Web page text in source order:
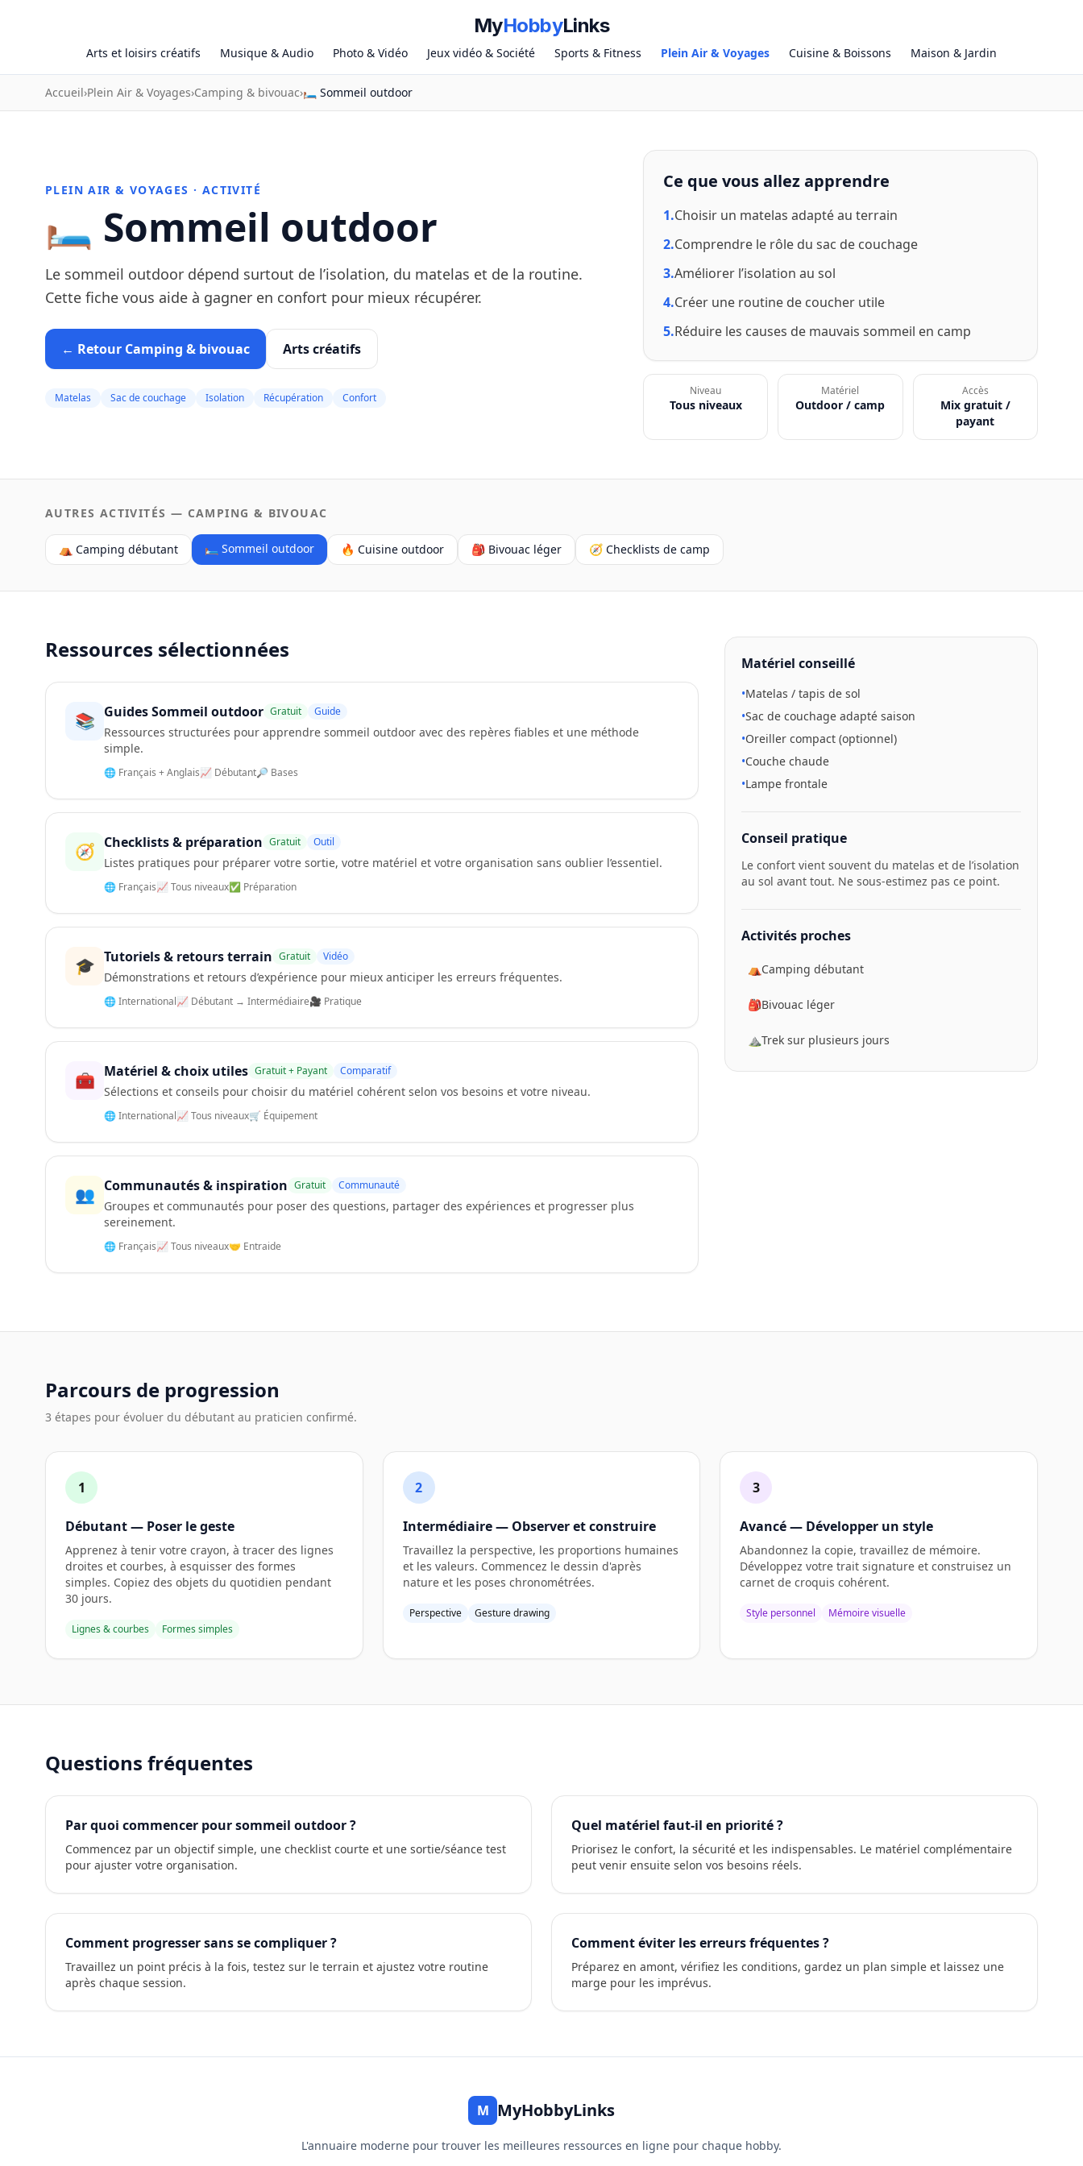
MyHobbyLinks
Arts et loisirs créatifs Musique & Audio Photo & Vidéo Jeux vidéo & Société Sports & Fitness Plein Air & Voyages Cuisine & Boissons Maison & Jardin
Accueil›Plein Air & Voyages›Camping & bivouac›🛏️ Sommeil outdoor
PLEIN AIR & VOYAGES · ACTIVITÉ
🛏️ Sommeil outdoor
Le sommeil outdoor dépend surtout de l’isolation, du matelas et de la routine.
Cette fiche vous aide à gagner en confort pour mieux récupérer.
← Retour Camping & bivouac Arts créatifs
Matelas Sac de couchage Isolation Récupération Confort
Ce que vous allez apprendre
1.Choisir un matelas adapté au terrain
2.Comprendre le rôle du sac de couchage
3.Améliorer l’isolation au sol
4.Créer une routine de coucher utile
5.Réduire les causes de mauvais sommeil en camp
Niveau
Tous niveaux
Matériel
Outdoor / camp
Accès
Mix gratuit /
payant
AUTRES ACTIVITÉS — CAMPING & BIVOUAC
⛺ Camping débutant 🛏️ Sommeil outdoor 🔥 Cuisine outdoor 🎒 Bivouac léger 🧭 Checklists de camp
Ressources sélectionnées
📚 Guides Sommeil outdoor Gratuit Guide
Ressources structurées pour apprendre sommeil outdoor avec des repères fiables et une méthode
simple.
🌐 Français + Anglais📈 Débutant🔎 Bases
🧭 Checklists & préparation Gratuit Outil
Listes pratiques pour préparer votre sortie, votre matériel et votre organisation sans oublier l’essentiel.
🌐 Français📈 Tous niveaux✅ Préparation
🎓 Tutoriels & retours terrain Gratuit Vidéo
Démonstrations et retours d’expérience pour mieux anticiper les erreurs fréquentes.
🌐 International📈 Débutant → Intermédiaire🎥 Pratique
🧰 Matériel & choix utiles Gratuit + Payant Comparatif
Sélections et conseils pour choisir du matériel cohérent selon vos besoins et votre niveau.
🌐 International📈 Tous niveaux🛒 Équipement
👥 Communautés & inspiration Gratuit Communauté
Groupes et communautés pour poser des questions, partager des expériences et progresser plus
sereinement.
🌐 Français📈 Tous niveaux🤝 Entraide
Matériel conseillé
•Matelas / tapis de sol
•Sac de couchage adapté saison
•Oreiller compact (optionnel)
•Couche chaude
•Lampe frontale
Conseil pratique
Le confort vient souvent du matelas et de l’isolation
au sol avant tout. Ne sous-estimez pas ce point.
Activités proches
⛺Camping débutant
🎒Bivouac léger
⛰️Trek sur plusieurs jours
Parcours de progression
3 étapes pour évoluer du débutant au praticien confirmé.
1
Débutant — Poser le geste
Apprenez à tenir votre crayon, à tracer des lignes
droites et courbes, à esquisser des formes
simples. Copiez des objets du quotidien pendant
30 jours.
Lignes & courbes Formes simples
2
Intermédiaire — Observer et construire
Travaillez la perspective, les proportions humaines
et les valeurs. Commencez le dessin d'après
nature et les poses chronométrées.
Perspective Gesture drawing
3
Avancé — Développer un style
Abandonnez la copie, travaillez de mémoire.
Développez votre trait signature et construisez un
carnet de croquis cohérent.
Style personnel Mémoire visuelle
Questions fréquentes
Par quoi commencer pour sommeil outdoor ?
Commencez par un objectif simple, une checklist courte et une sortie/séance test
pour ajuster votre organisation.
Quel matériel faut-il en priorité ?
Priorisez le confort, la sécurité et les indispensables. Le matériel complémentaire
peut venir ensuite selon vos besoins réels.
Comment progresser sans se compliquer ?
Travaillez un point précis à la fois, testez sur le terrain et ajustez votre routine
après chaque session.
Comment éviter les erreurs fréquentes ?
Préparez en amont, vérifiez les conditions, gardez un plan simple et laissez une
marge pour les imprévus.
M MyHobbyLinks
L'annuaire moderne pour trouver les meilleures ressources en ligne pour chaque hobby.